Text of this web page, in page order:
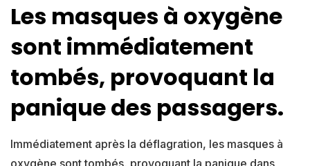
Les masques à oxygène
sont immédiatement
tombés, provoquant la
panique des passagers.
Immédiatement après la déflagration, les masques à